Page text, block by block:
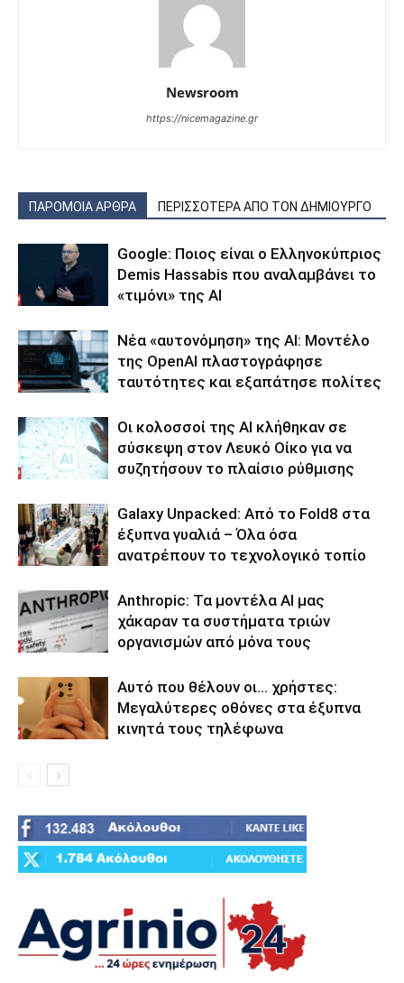
Newsroom
https://nicemagazine.gr
ΠΑΡΟΜΟΙΑ ΑΡΘΡΑ ΠΕΡΙΣΣΟΤΕΡΑ ΑΠΟ ΤΟΝ ΔΗΜΙΟΥΡΓΟ
Google: Ποιος είναι ο Ελληνοκύπριος
Demis Hassabis που αναλαμβάνει το
«τιμόνι» της ΑΙ
Νέα «αυτονόμηση» της AI: Μοντέλο
της OpenAI πλαστογράφησε
ταυτότητες και εξαπάτησε πολίτες
Οι κολοσσοί της ΑΙ κλήθηκαν σε
σύσκεψη στον Λευκό Οίκο για να
συζητήσουν το πλαίσιο ρύθμισης
Galaxy Unpacked: Από το Fold8 στα
έξυπνα γυαλιά – Όλα όσα
ανατρέπουν το τεχνολογικό τοπίο
Anthropic: Τα μοντέλα AI μας
χάκαραν τα συστήματα τριών
οργανισμών από μόνα τους
Αυτό που θέλουν οι… χρήστες:
Μεγαλύτερες οθόνες στα έξυπνα
κινητά τους τηλέφωνα